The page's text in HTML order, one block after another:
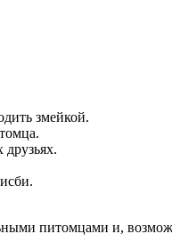
змейкой.
питомцами и,